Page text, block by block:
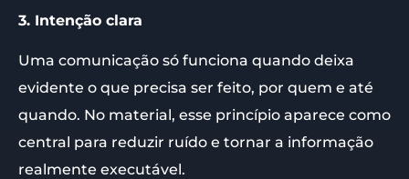
3. Intenção clara
Uma comunicação só funciona quando deixa
evidente o que precisa ser feito, por quem e até
quando. No material, esse princípio aparece como
central para reduzir ruído e tornar a informação
realmente executável.